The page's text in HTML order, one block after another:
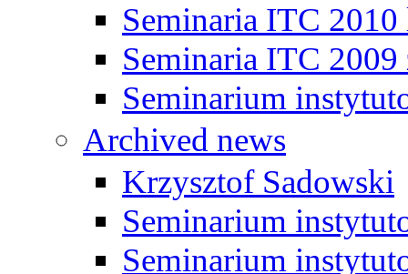
Seminaria ITC 2010
Seminaria ITC 2009
Seminarium
Archived news
Krzysztof Sadowski
Seminarium
Seminarium